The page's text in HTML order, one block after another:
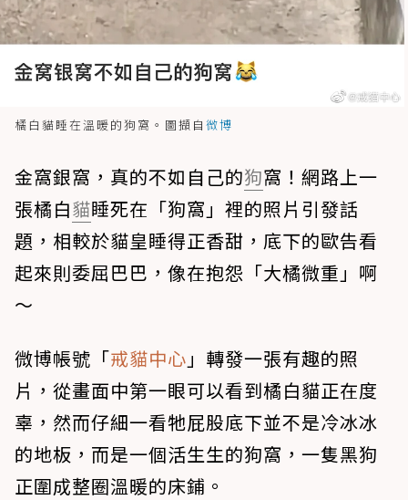
橘白貓睡在溫暖的狗窩。圖擷自 微博
金窩銀窩，真的不如自己的狗窩！網路上一
張橘白貓睡死在「狗窩」裡的照片引發話
題，相較於貓皇睡得正香甜，底下的歐告看
起來則委屈巴巴，像在抱怨「大橘微重」啊
～
微博帳號「戒貓中心 」轉發一張有趣的照
片，從畫面中第一眼可以看到橘白貓正在度
辜，然而仔細一看牠屁股底下並不是冷冰冰
的地板，而是一個活生生的狗窩，一隻黑狗
正圍成整圈溫暖的床鋪。